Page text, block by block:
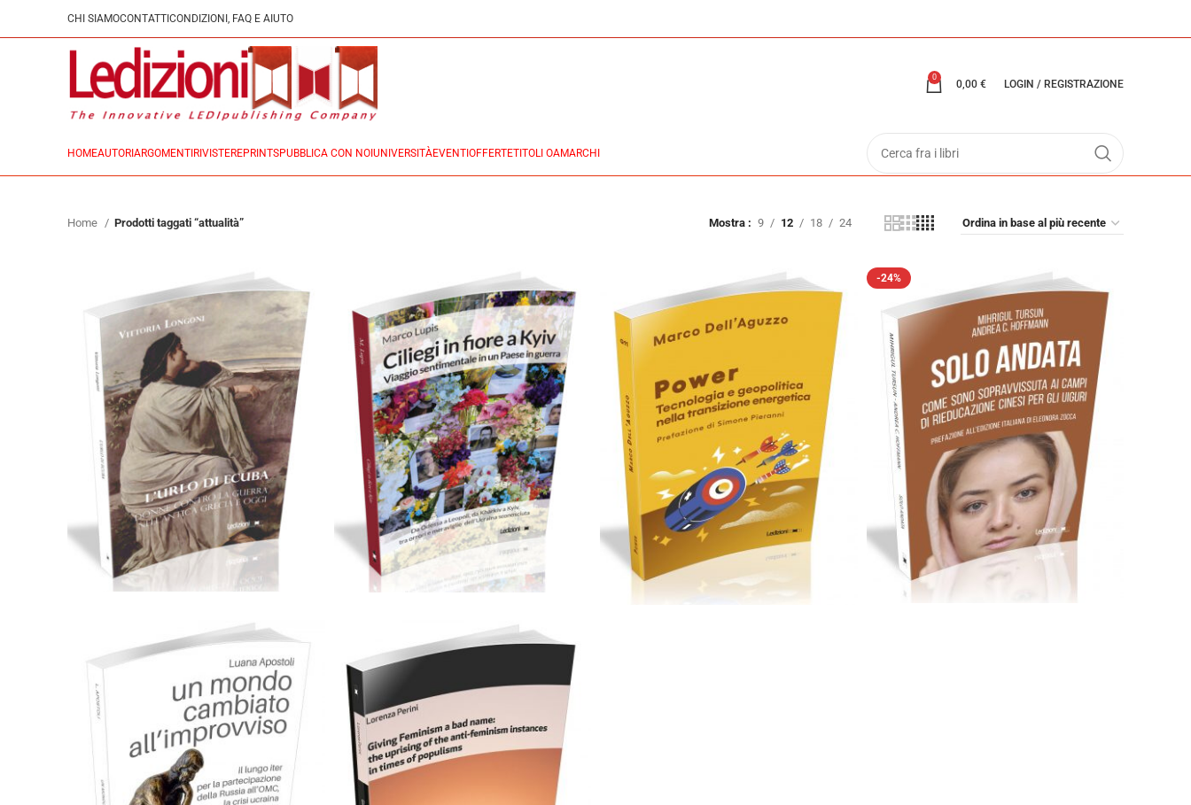
CHI SIAMOCONTATTI CONDIZIONI, FAQ E AIUTO
0
0,00 € LOGIN / REGISTRAZIONE
HOMEAUTORI ARGOMENTI RIVISTEREPRINTSPUBBLICA CON NOI UNIVERSITÀEVENTI OFFERTETITOLI OAMARCHI
Home Prodotti taggati “attualità” Mostra 9 12 18 24
CartaceoeBook in ePub
8,99€ 18,00€
Scegli
CartaceoeBook in ePub
6,99€ 16,90€
Scegli
CartaceoeBook in ePub
€ 14,90€
Scegli
-24%
CartaceoeBook in ePub
6,99€ 12,90 €
Scegli
Cartaceo